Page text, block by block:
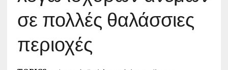
σε πολλές θαλάσσιες
περιοχές